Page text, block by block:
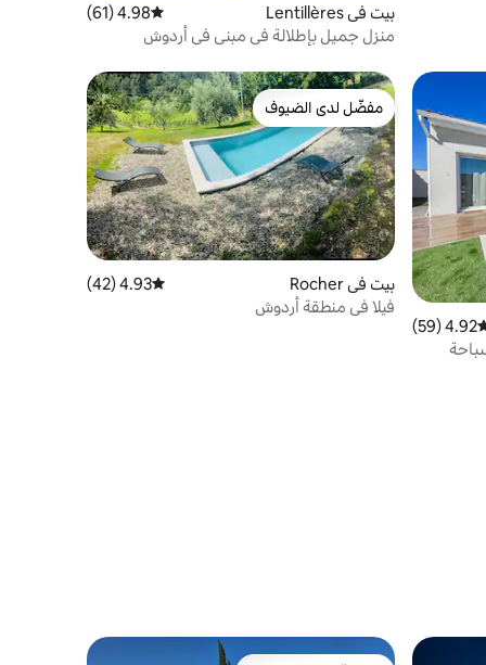
بيت في Lentillères متوسط التقييم 4.98 من 5، 61 مراجعات
4.98 (61)
منزل جميل بإطلالة في مبنى في أردوش
التقييم 4.92 من 5، 59 مراجعات
4.92 (59)
مفضّل لدى الضيوف
مفضّل لدى الضيوف
بيت في Rocher متوسط التقييم 4.93 من 5، 42 مراجعات
4.93 (42)
فيلا في منطقة أردوش